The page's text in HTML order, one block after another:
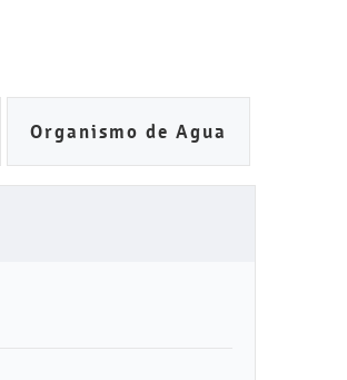
Organismo de Agua